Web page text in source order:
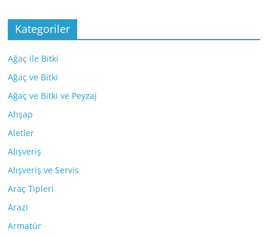
Kategoriler
Ağaç ile Bitki
Ağaç ve Bitki
Ağaç ve Bitki ve Peyzaj
Ahşap
Aletler
Alışveriş
Alışveriş ve Servis
Araç Tipleri
Arazi
Armatür